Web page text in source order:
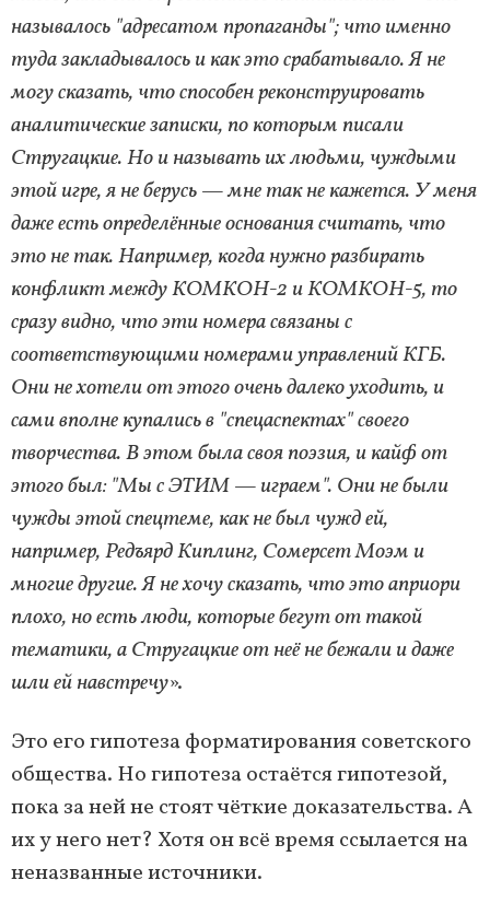
называлось "адресатом пропаганды"; что именно
туда закладывалось и как это срабатывало. Я не
могу сказать, что способен реконструировать
аналитические записки, по которым писали
Стругацкие. Но и называть их людьми, чуждыми
этой игре, я не берусь — мне так не кажется. У меня
даже есть определённые основания считать, что
это не так. Например, когда нужно разбирать
конфликт между КОМКОН-2 и КОМКОН-5, то
сразу видно, что эти номера связаны с
соответствующими номерами управлений КГБ.
Они не хотели от этого очень далеко уходить, и
сами вполне купались в "спецаспектах" своего
творчества. В этом была своя поэзия, и кайф от
этого был: "Мы с ЭТИМ — играем". Они не были
чужды этой спецтеме, как не был чужд ей,
например, Редъярд Киплинг, Сомерсет Моэм и
многие другие. Я не хочу сказать, что это априори
плохо, но есть люди, которые бегут от такой
тематики, а Стругацкие от неё не бежали и даже
шли ей навстречу».
Это его гипотеза форматирования советского
общества. Но гипотеза остаётся гипотезой,
пока за ней не стоят чёткие доказательства. А
их у него нет? Хотя он всё время ссылается на
неназванные источники.